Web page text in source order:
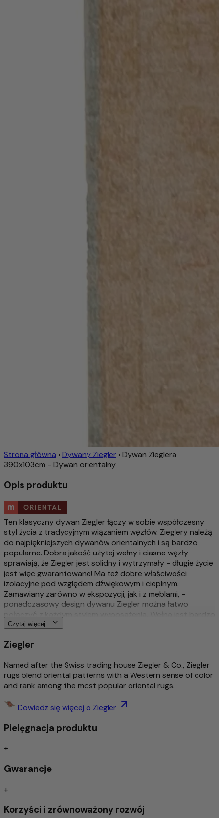
Strona główna ›Dywany Ziegler ›Dywan Zieglera
390x103cm - Dywan orientalny
Opis produktu
Ten klasyczny dywan Ziegler łączy w sobie współczesny
styl życia z tradycyjnym wiązaniem węzłów. Zieglery należą
do najpiękniejszych dywanów orientalnych i są bardzo
popularne. Dobra jakość użytej wełny i ciasne węzły
sprawiają, że Ziegler jest solidny i wytrzymały - długie życie
jest więc gwarantowane! Ma też dobre właściwości
izolacyjne pod względem dźwiękowym i cieplnym.
Zamawiany zarówno w ekspozycji, jak i z meblami, -
ponadczasowy design dywanu Ziegler można łatwo
połączyć z każdym stylem wyposażenia. Wełna jest bardzo
dobrej jakości i jest barwiona naturalnymi barwnikami
stworzony przez przedsiębiorcę ze Szwajcarii i do dziś jest
Więcej o tym produkcie
Bogato szczegółowy i stylowy wzór
Środek do usuwania brudu / łatwa pielęgnacja
Szczególnie wysokiej jakości wełna – ręcznie
przędzonej wełny owczej. Dzięki starannej ręcznej obróbce
Czytaj więcej...
Ziegler
Named after the Swiss trading house Ziegler & Co., Ziegler
rugs blend oriental patterns with a Western sense of color
and rank among the most popular oriental rugs.
Dowiedz się więcej o Ziegler
Pielęgnacja produktu
+
Gwarancje
+
Korzyści i zrównoważony rozwój